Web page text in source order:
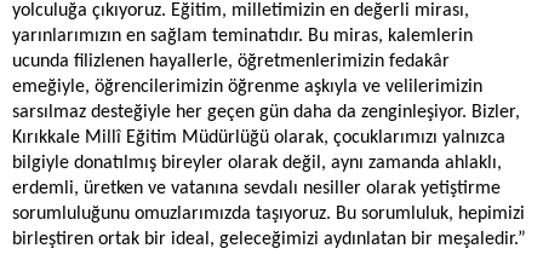
yolculuğa çıkıyoruz. Eğitim, milletimizin en değerli mirası,
yarınlarımızın en sağlam teminatıdır. Bu miras, kalemlerin
ucunda filizlenen hayallerle, öğretmenlerimizin fedakâr
emeğiyle, öğrencilerimizin öğrenme aşkıyla ve velilerimizin
sarsılmaz desteğiyle her geçen gün daha da zenginleşiyor. Bizler,
Kırıkkale Millî Eğitim Müdürlüğü olarak, çocuklarımızı yalnızca
bilgiyle donatılmış bireyler olarak değil, aynı zamanda ahlaklı,
erdemli, üretken ve vatanına sevdalı nesiller olarak yetiştirme
sorumluluğunu omuzlarımızda taşıyoruz. Bu sorumluluk, hepimizi
birleştiren ortak bir ideal, geleceğimizi aydınlatan bir meşaledir.”